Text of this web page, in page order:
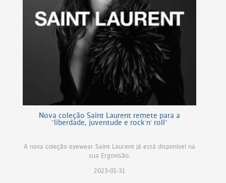
Nova coleção Saint Laurent remete para a
"liberdade, juventude e rock'n' roll"
A nova coleção eyewear Saint Laurent já está disponível na
sua Ergovisão.
2023-01-31